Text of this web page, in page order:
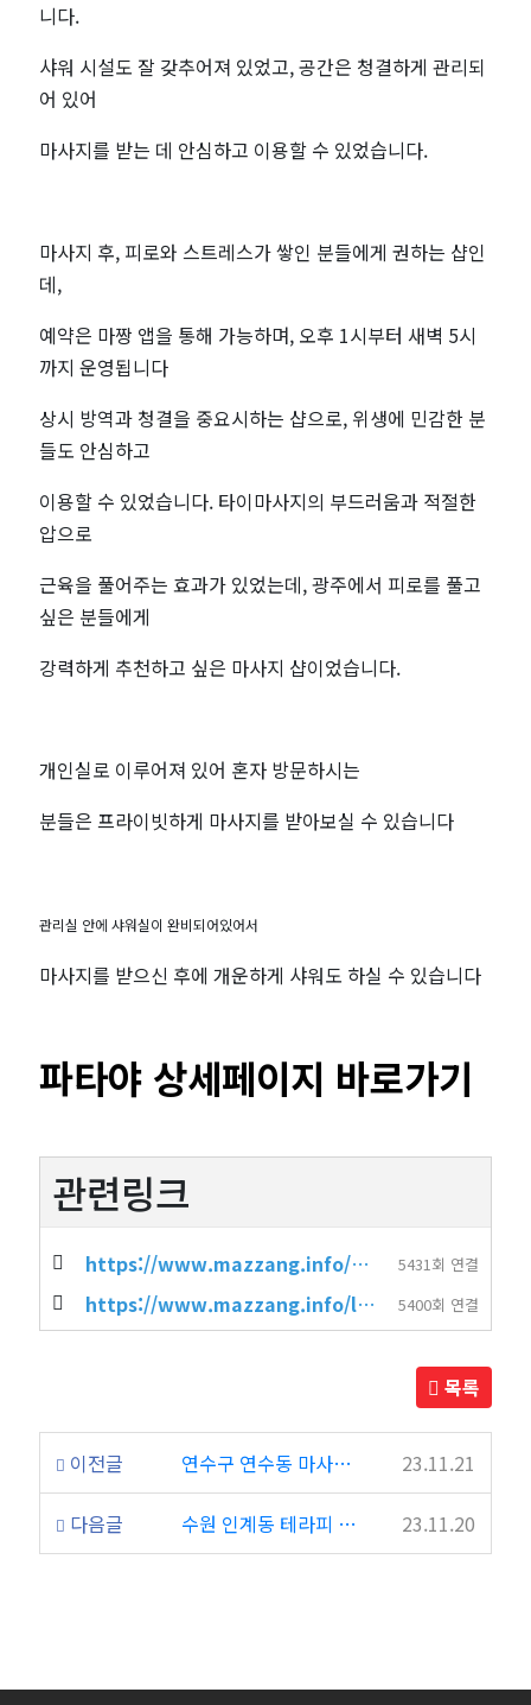
니다.
샤워 시설도 잘 갖추어져 있었고, 공간은 청결하게 관리되
어 있어
마사지를 받는 데 안심하고 이용할 수 있었습니다.
마사지 후, 피로와 스트레스가 쌓인 분들에게 권하는 샵인
데,
예약은 마짱 앱을 통해 가능하며, 오후 1시부터 새벽 5시
까지 운영됩니다
상시 방역과 청결을 중요시하는 샵으로, 위생에 민감한 분
들도 안심하고
이용할 수 있었습니다. 타이마사지의 부드러움과 적절한
압으로
근육을 풀어주는 효과가 있었는데, 광주에서 피로를 풀고
싶은 분들에게
강력하게 추천하고 싶은 마사지 샵이었습니다.
개인실로 이루어져 있어 혼자 방문하시는
분들은 프라이빗하게 마사지를 받아보실 수 있습니다
관리실 안에 샤워실이 완비되어있어서
마사지를 받으신 후에 개운하게 샤워도 하실 수 있습니다
파타야 상세페이지 바로가기
관련링크
https://www.mazzang.info/shop_info.php?wr_id=3152 5431회 연결
https://www.mazzang.info/location_shop.php?sido=%EA%B4%91%EC%A3%BC&gug… 5400회 연결
목록
이전글 연수구 연수동 마사지 아로마마사지 한중태마사지 23.11.21
다음글 수원 인계동 테라피 마사지 씨엘테라피 23.11.20